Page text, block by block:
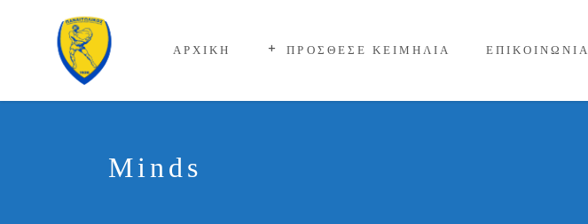
ΑΡΧΙΚΗ ΠΡΟΣΘΕΣΕ ΚΕΙΜΗΛΙΑ ΕΠΙΚΟΙΝΩΝΙΑ
Minds